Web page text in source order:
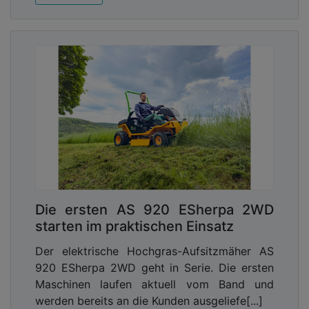
Interessant ist, dass Odenwäller auch über eine
fünf Schlosser zum Beispiel
Tragwerkskonstruktionen, Pfahlrammen o.a.
Die ersten AS 920 ESherpa 2WD
starten im praktischen Einsatz
Der elektrische Hochgras-Aufsitzmäher AS
920 ESherpa 2WD geht in Serie. Die ersten
Maschinen laufen aktuell vom Band und
werden bereits an die Kunden ausgeliefe[...]